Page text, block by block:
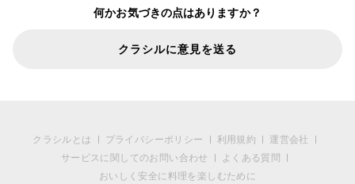
何かお気づきの点はありますか？
クラシルに意見を送る
クラシルとは プライバシーポリシー 利用規約
運営会社
サービスに関してのお問い合わせ
よくある質問
おいしく安全に料理を楽しむために